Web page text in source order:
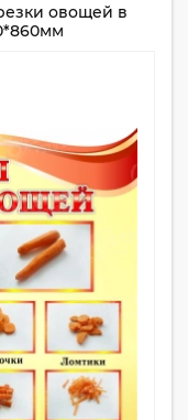
овощей в